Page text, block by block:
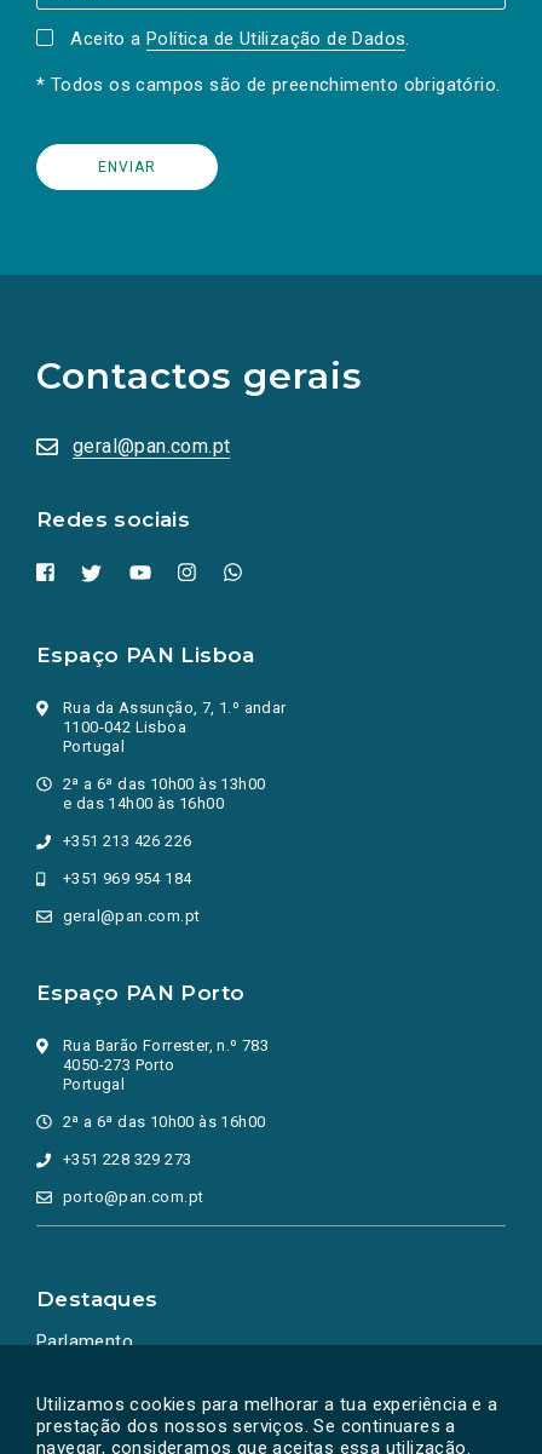
Utilizamos cookies para melhorar a tua experiência e a
prestação dos nossos serviços. Se continuares a
navegar, consideramos que aceitas essa utilização.
Aceito a Política de Utilização de Dados.
* Todos os campos são de preenchimento obrigatório.
Contactos gerais
geral@pan.com.pt
Redes sociais
redes
sociais
numa
nova
Espaço PAN Lisboa
Rua da Assunção, 7, 1.º andar
1100-042 Lisboa
Portugal
2ª a 6ª das 10h00 às 13h00
e das 14h00 às 16h00
+351 213 426 226
+351 969 954 184
geral@pan.com.pt
Espaço PAN Porto
Rua Barão Forrester, n.º 783
4050-273 Porto
Portugal
2ª a 6ª das 10h00 às 16h00
+351 228 329 273
porto@pan.com.pt
Destaques
Parlamento